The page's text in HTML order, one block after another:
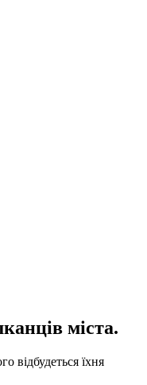
міста.
відбудеться їхня